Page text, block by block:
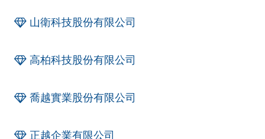
山衛科技股份有限公司
高柏科技股份有限公司
喬越實業股份有限公司
正越企業有限公司